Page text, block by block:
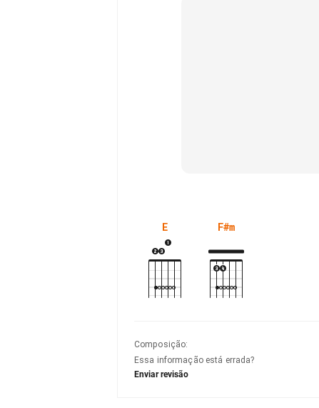
E F#m
Composição:
Essa informação está errada?
Enviar revisão